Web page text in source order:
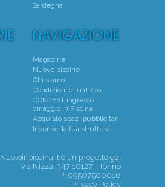
Sardegna
Magazine
Nuove piscine
Chi siamo
Condizioni di utilizzo
CONTEST ingresso
omaggio in Piscina
Acquisto spazi pubblicitari
Inserisci la tua struttura
Nuotoinpiscina.it è un progetto ga!
via Nizza, 347 10127 - Torino
PI 09507500016
Privacy Policy